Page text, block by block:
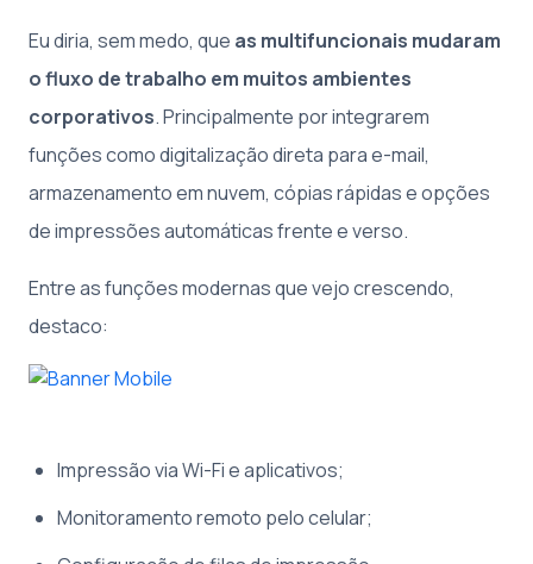
Eu diria, sem medo, que as multifuncionais mudaram
o fluxo de trabalho em muitos ambientes
corporativos. Principalmente por integrarem
funções como digitalização direta para e-mail,
armazenamento em nuvem, cópias rápidas e opções
de impressões automáticas frente e verso.
Entre as funções modernas que vejo crescendo,
destaco:
Impressão via Wi-Fi e aplicativos;
Monitoramento remoto pelo celular;